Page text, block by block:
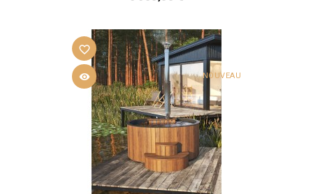
NOUVEAU

favorite_border